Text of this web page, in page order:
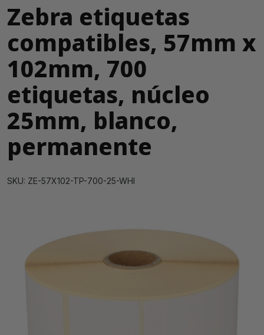
Zebra etiquetas
compatibles, 57mm x
102mm, 700
etiquetas, núcleo
25mm, blanco,
permanente
SKU: ZE-57X102-TP-700-25-WHI